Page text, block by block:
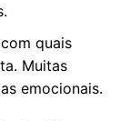
quais
Muitas
emocionais.